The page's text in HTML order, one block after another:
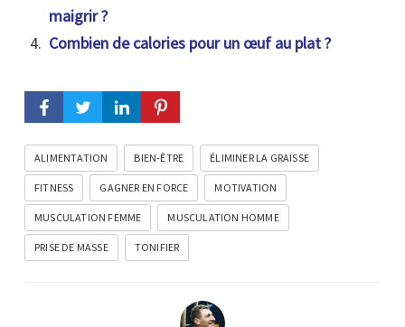
maigrir ?
Combien de calories pour un œuf au plat ?
ALIMENTATION BIEN-ÊTRE ÉLIMINER LA GRAISSE
FITNESS GAGNER EN FORCE MOTIVATION
MUSCULATION FEMME MUSCULATION HOMME
PRISE DE MASSE TONIFIER